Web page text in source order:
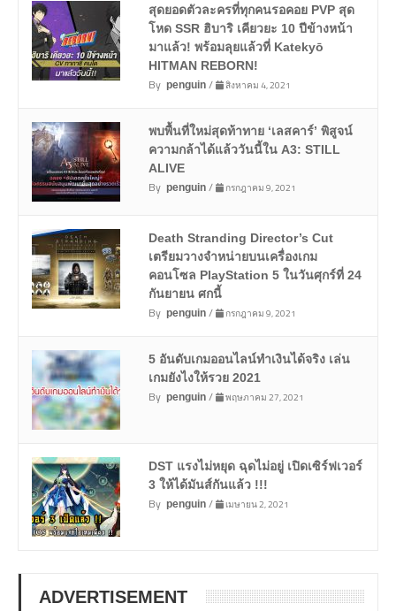
สุดยอดตัวละครที่ทุกคนรอคอย PVP สุด
โหด SSR ฮิบาริ เคียวยะ 10 ปีข้างหน้า
มาแล้ว! พร้อมลุยแล้วที่ Katekyō
HITMAN REBORN!
By penguin/ สิงหาคม 4, 2021
พบพื้นที่ใหม่สุดท้าทาย ‘เลสคาร์’ พิสูจน์
ความกล้าได้แล้ววันนี้ใน A3: STILL
ALIVE
By penguin/ กรกฎาคม 9, 2021
Death Stranding Director’s Cut
เตรียมวางจำหน่ายบนเครื่องเกม
คอนโซล PlayStation 5 ในวันศุกร์ที่ 24
กันยายน ศกนี้
By penguin/ กรกฎาคม 9, 2021
5 อันดับเกมออนไลน์ทำเงินได้จริง เล่น
เกมยังไงให้รวย 2021
By penguin/ พฤษภาคม 27, 2021
DST แรงไม่หยุด ฉุดไม่อยู่ เปิดเซิร์ฟเวอร์
3 ให้ได้มันส์กันแล้ว !!!
By penguin/ เมษายน 2, 2021
ADVERTISEMENT